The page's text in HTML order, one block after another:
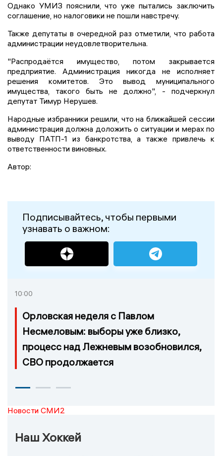
Однако УМИЗ пояснили, что уже пытались заключить
соглашение, но налоговики не пошли навстречу.
Также депутаты в очередной раз отметили, что работа
администрации неудовлетворительна.
"Распродаётся имущество, потом закрывается
предприятие. Администрация никогда не исполняет
решения комитетов. Это вывод муниципального
имущества, такого быть не должно", - подчеркнул
депутат Тимур Нерушев.
Народные избранники решили, что на ближайшей сессии
администрация должна доложить о ситуации и мерах по
выводу ПАТП-1 из банкротства, а также привлечь к
ответственности виновных.
Автор:
Подписывайтесь, чтобы первыми
узнавать о важном:
10:00
Орловская неделя с Павлом
Несмеловым: выборы уже близко,
процесс над Лежневым возобновился,
СВО продолжается
Новости СМИ2
Наш Хоккей